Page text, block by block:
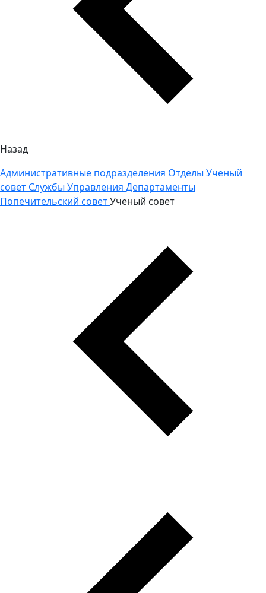
Назад
Административные подразделения Отделы Ученый
совет Службы Управления Департаменты
Попечительский советУченый совет